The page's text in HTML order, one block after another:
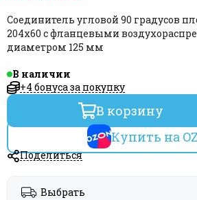
Соединитель угловой 90 градусов
204х60 с фланцевыми
диаметром 125 мм
В наличии
+4 бонуса за покупку
В корзину
Купить на
Поделиться
Выбрать